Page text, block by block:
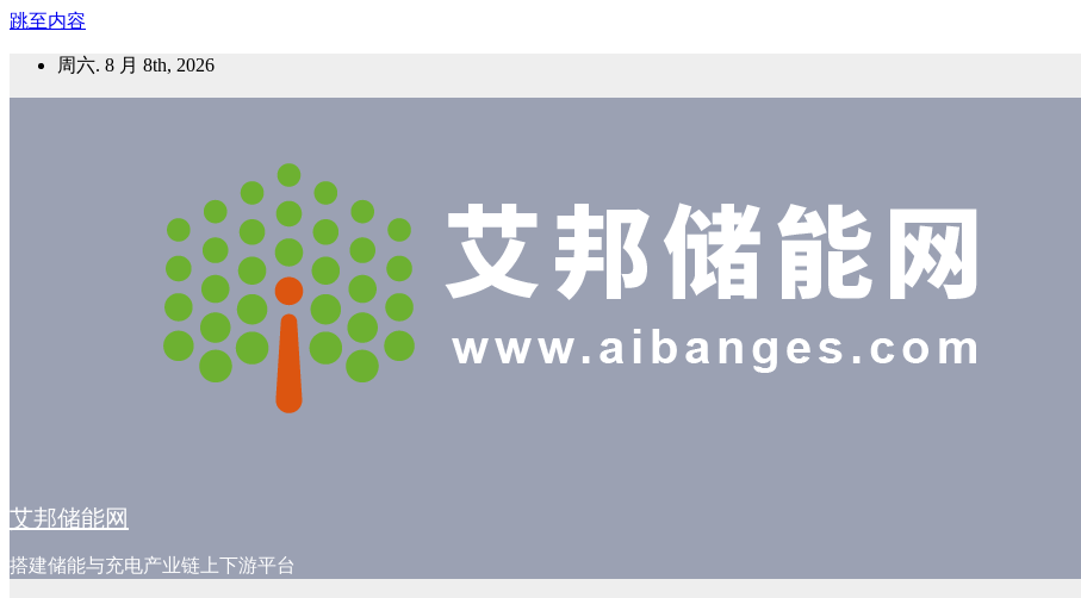
跳至内容
周六. 8 月 8th, 2026
艾邦储能网
搭建储能与充电产业链上下游平台